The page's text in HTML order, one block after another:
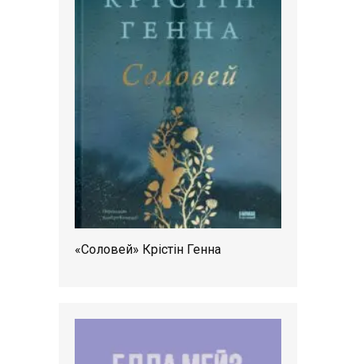
«Соловей» Крістін Генна